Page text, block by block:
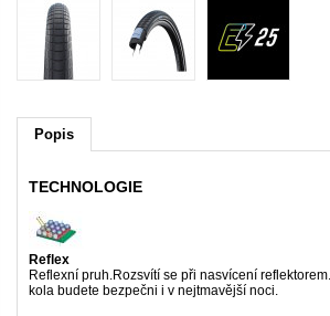
Popis
TECHNOLOGIE
Reflex
Reflexní pruh.Rozsvítí se při nasvícení
kola budete bezpečni i v nejtmavější noci.